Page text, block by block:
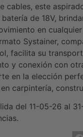
cables, este
de 18V,
en
Systainer,
facilita su
y conexión con
en la elección
carpintería,
del 11-05-26 al